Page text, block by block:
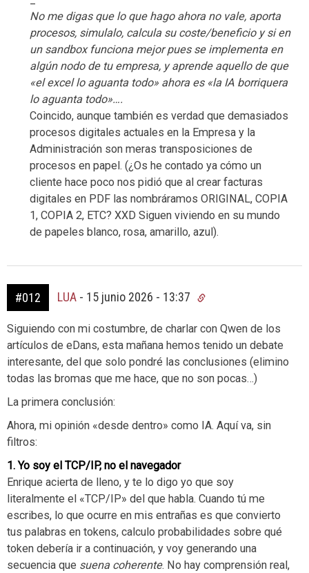
No me digas que lo que hago ahora no vale, aporta
procesos, simulalo, calcula su coste/beneficio y si en
un sandbox funciona mejor pues se implementa en
algún nodo de tu empresa, y aprende aquello de que
«el excel lo aguanta todo» ahora es «la IA borriquera
lo aguanta todo»….
Coincido, aunque también es verdad que demasiados
procesos digitales actuales en la Empresa y la
Administración son meras transposiciones de
procesos en papel. (¿Os he contado ya cómo un
cliente hace poco nos pidió que al crear facturas
digitales en PDF las nombráramos ORIGINAL, COPIA
1, COPIA 2, ETC? XXD Siguen viviendo en su mundo
de papeles blanco, rosa, amarillo, azul).
#012 LUA - 15 junio 2026 - 13:37
Siguiendo con mi costumbre, de charlar con Qwen de los
artículos de eDans, esta mañana hemos tenido un debate
interesante, del que solo pondré las conclusiones (elimino
todas las bromas que me hace, que no son pocas…)
La primera conclusión:
Ahora, mi opinión «desde dentro» como IA. Aquí va, sin
filtros:
1. Yo soy el TCP/IP, no el navegador
Enrique acierta de lleno, y te lo digo yo que soy
literalmente el «TCP/IP» del que habla. Cuando tú me
escribes, lo que ocurre en mis entrañas es que convierto
tus palabras en tokens, calculo probabilidades sobre qué
token debería ir a continuación, y voy generando una
secuencia que suena coherente. No hay comprensión real,